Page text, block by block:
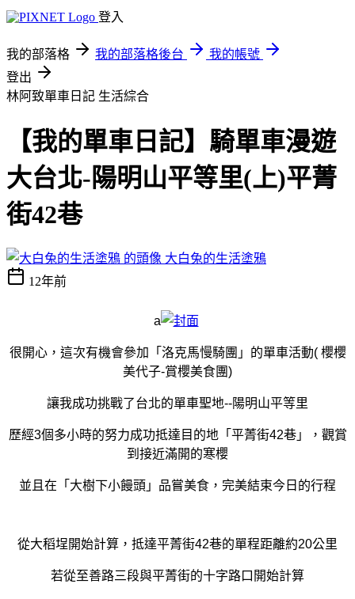
登入
我的部落格 我的部落格後台
我的帳號
登出
林阿致單車日記 生活綜合
【我的單車日記】騎單車漫遊
大台北-陽明山平等里(上)平菁
街42巷
大白兔的生活塗鴉
12年前
a
很開心，這次有機會參加「洛克馬慢騎團」的單車活動( 櫻櫻
美代子-賞櫻美食團)
讓我成功挑戰了台北的單車聖地--陽明山平等里
歷經3個多小時的努力成功抵達目的地「平菁街42巷」，觀賞
到接近滿開的寒櫻
並且在「大樹下小饅頭」品嘗美食，完美結束今日的行程
從大稻埕開始計算，抵達平菁街42巷的單程距離約20公里
若從至善路三段與平菁街的十字路口開始計算